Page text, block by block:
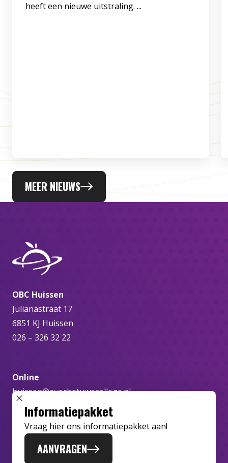
heeft een nieuwe uitstraling. ...
MEER NIEUWS
OBC Huissen
Julianastraat 17
6851 KJ Huissen
026 – 326 32 22
Online
huissen@overbetuwecollege.nl
SLUIT POPUP
Informatiepakket
Vraag hier ons informatiepakket aan!
AANVRAGEN